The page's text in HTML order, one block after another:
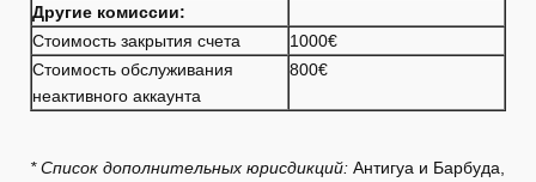
Другие комиссии:
Стоимость закрытия счета
1000€
Стоимость обслуживания
неактивного аккаунта
800€
* Список дополнительных юрисдикций: Антигуа и Барбуда,